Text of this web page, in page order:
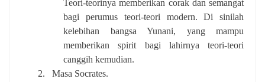
Teori-teorinya memberikan corak dan semangat
bagi perumus teori-teori modern. Di sinilah
kelebihan bangsa Yunani, yang mampu
memberikan spirit bagi lahirnya teori-teori
canggih kemudian.
2.
Masa Socrates.